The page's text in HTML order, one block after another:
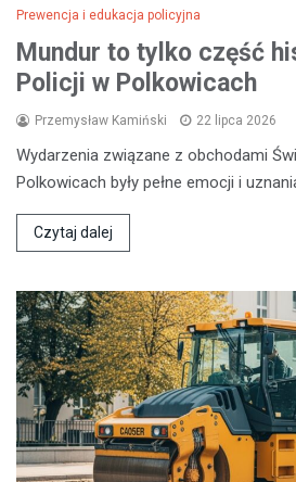
Prewencja i edukacja policyjna
Mundur to tylko część
Policji w Polkowicach
Przemysław Kamiński 22 lipca 2026
Wydarzenia związane z obchodami
Polkowicach były pełne emocji i
Czytaj dalej